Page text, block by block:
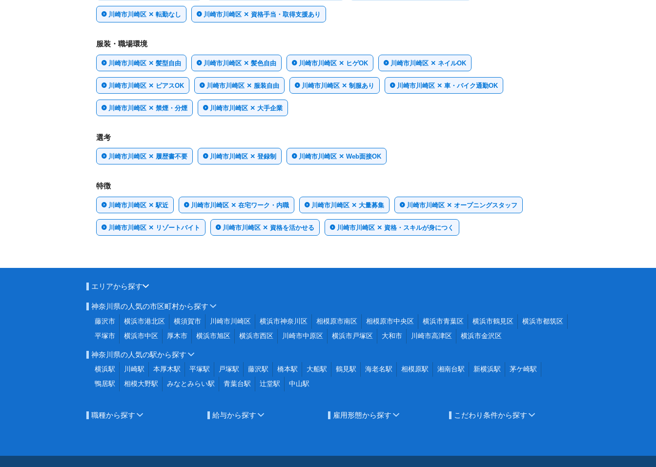
川崎市川崎区 ✕ 転勤なし 川崎市川崎区 ✕ 資格手当・取得支援あり
服装・職場環境
川崎市川崎区 ✕ 髪型自由 川崎市川崎区 ✕ 髪色自由 川崎市川崎区 ✕ ヒゲOK 川崎市川崎区 ✕ ネイルOK
川崎市川崎区 ✕ ピアスOK 川崎市川崎区 ✕ 服装自由 川崎市川崎区 ✕ 制服あり 川崎市川崎区 ✕ 車・バイク通勤OK
川崎市川崎区 ✕ 禁煙・分煙 川崎市川崎区 ✕ 大手企業
選考
川崎市川崎区 ✕ 履歴書不要 川崎市川崎区 ✕ 登録制 川崎市川崎区 ✕ Web面接OK
特徴
川崎市川崎区 ✕ 駅近 川崎市川崎区 ✕ 在宅ワーク・内職 川崎市川崎区 ✕ 大量募集 川崎市川崎区 ✕ オープニングスタッフ
川崎市川崎区 ✕ リゾートバイト 川崎市川崎区 ✕ 資格を活かせる 川崎市川崎区 ✕ 資格・スキルが身につく
エリアから探す
神奈川県の人気の市区町村から探す
藤沢市 横浜市港北区 横須賀市 川崎市川崎区 横浜市神奈川区 相模原市南区 相模原市中央区 横浜市青葉区 横浜市鶴見区
横浜市都筑区
平塚市
横浜市中区 厚木市 横浜市旭区 横浜市西区 川崎市中原区 横浜市戸塚区 大和市 川崎市高津区 横浜市金沢区
神奈川県の人気の駅から探す
横浜駅 川崎駅 本厚木駅 平塚駅 戸塚駅 藤沢駅 橋本駅 大船駅 鶴見駅 海老名駅 相模原駅 湘南台駅 新横浜駅
茅ケ崎駅
鴨居駅
相模大野駅 みなとみらい駅 青葉台駅 辻堂駅 中山駅
職種から探す 給与から探す 雇用形態から探す こだわり条件から探す